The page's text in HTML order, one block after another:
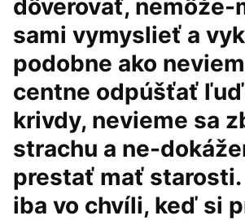
dôverovať, nemôže-
sami vymyslieť a
podobne ako
centne odpúšťať
krivdy, nevieme sa
strachu a ne-
prestať mať starosti.
iba vo chvíli, keď si